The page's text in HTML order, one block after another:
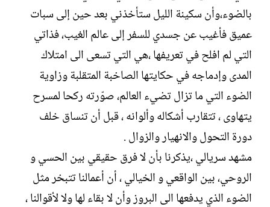
بالضوء،وأن سكينة الليل ستأخذني بعد حين إلى سبات
عميق فأغيب عن جسدي للسفر إلى عالم الغيب، فذاتي
التي لم افلح في تعريفها ،هي التي تسعى الى امتلاك
المدى وإدماجه في حكايتها الصاخبة المتقلبة وزاوية
الضوء التي ما تزال تضيء العالم، صوّرته ركحا لمسرح
يتهاوى ، تتقارب أشكاله وألوانه ، قبل أن تنساق خلف
دورة التحول والانهيار والزوال .
مشهد سريالي ،يذكرنا بأن لا فرق حقيقي بين الحسي و
الروحي، بين الواقعي و الخيالي ، أن أعمالنا تتبخر مثل
الضوء الذي يدفعها الى البروز وأن لا بقاء لها ولا لأقوالنا ،